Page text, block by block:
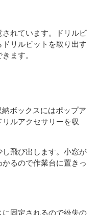
れています。ドリルビ
リルビットを取り出す
ます。
ボックスにはポップア
ルアクセサリーを収
飛び出します。小窓が
るので作業台に置きっ
固定されるので紛失の